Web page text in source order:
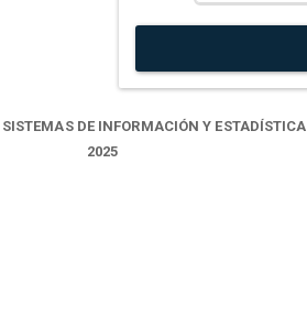
DE INFORMACIÓN Y ESTADÍSTICA
2025